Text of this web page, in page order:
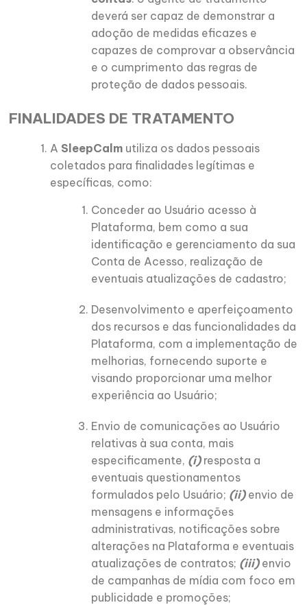
deverá ser capaz de demonstrar a
adoção de medidas eficazes e
capazes de comprovar a observância
e o cumprimento das regras de
proteção de dados pessoais.
FINALIDADES DE TRATAMENTO
A SleepCalm utiliza os dados pessoais
coletados para finalidades legítimas e
específicas, como:
Conceder ao Usuário acesso à
Plataforma, bem como a sua
identificação e gerenciamento da sua
Conta de Acesso, realização de
eventuais atualizações de cadastro;
Desenvolvimento e aperfeiçoamento
dos recursos e das funcionalidades da
Plataforma, com a implementação de
melhorias, fornecendo suporte e
visando proporcionar uma melhor
experiência ao Usuário;
Envio de comunicações ao Usuário
relativas à sua conta, mais
especificamente, (i)resposta a
eventuais questionamentos
formulados pelo Usuário; (ii)envio de
mensagens e informações
administrativas, notificações sobre
alterações na Plataforma e eventuais
atualizações de contratos; (iii)envio
de campanhas de mídia com foco em
publicidade e promoções;